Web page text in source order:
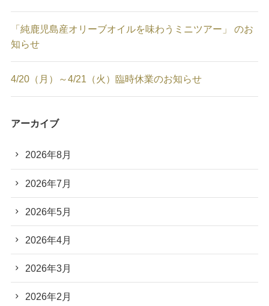
「純鹿児島産オリーブオイルを味わうミニツアー」 のお
知らせ
4/20（月）～4/21（火）臨時休業のお知らせ
アーカイブ
2026年8月
2026年7月
2026年5月
2026年4月
2026年3月
2026年2月